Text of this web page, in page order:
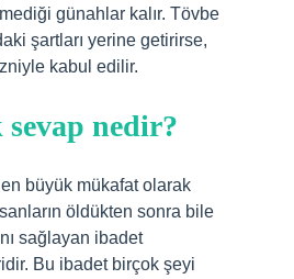
günahlar kalır. Tövbe
şartları yerine getirirse,
kabul edilir.
nedir?
büyük mükafat olarak
öldükten sonra bile
sağlayan ibadet
Bu ibadet birçok şeyi